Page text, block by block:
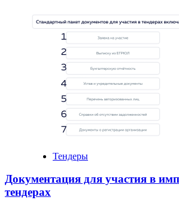
Тендеры
Документация для участия в
тендерах